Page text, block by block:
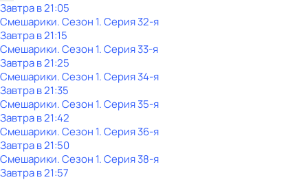
Завтра в 21:05
Смешарики. Сезон 1. Серия 32-я
Завтра в 21:15
Смешарики. Сезон 1. Серия 33-я
Завтра в 21:25
Смешарики. Сезон 1. Серия 34-я
Завтра в 21:35
Смешарики. Сезон 1. Серия 35-я
Завтра в 21:42
Смешарики. Сезон 1. Серия 36-я
Завтра в 21:50
Смешарики. Сезон 1. Серия 38-я
Завтра в 21:57